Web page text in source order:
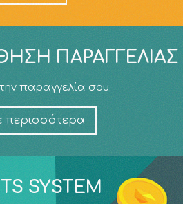
ΠΑΡΑΓΓΕΛΊΑΣ
παραγγελία σου.
περισσότερα
SYSTEM